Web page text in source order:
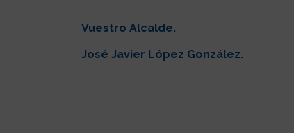
Vuestro Alcalde.
José Javier López González.